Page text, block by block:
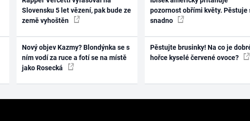
Slovensku 5 let vězení, pak bude ze
země vyhoštěn
Nový objev Kazmy? Blondýnka se s
ním vodí za ruce a fotí se na místě
jako Rosecká
pozornost obřími květy. Pěstuje
snadno
Pěstujte brusinky! Na co je
hořce kyselé červené ovoce?